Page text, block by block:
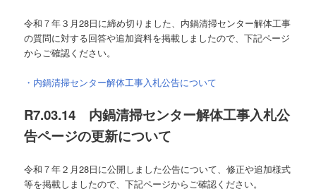
令和７年３月28日に締め切りました、内鍋清掃センター解体工事
の質問に対する回答や追加資料を掲載しましたので、下記ページ
からご確認ください。
・内鍋清掃センター解体工事入札公告について
R7.03.14 内鍋清掃センター解体工事入札公
告ページの更新について
令和７年２月28日に公開しました公告について、修正や追加様式
等を掲載しましたので、下記ページからご確認ください。